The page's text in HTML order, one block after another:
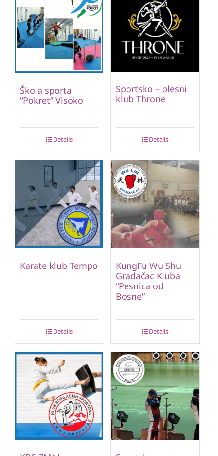
Škola sporta
“Pokret” Visoko
Details
Sportsko – plesni
klub Throne
Details
Karate klub Tempo
Details
KungFu Wu Shu
Gradačac Kluba
“Pesnica od
Bosne”
Details